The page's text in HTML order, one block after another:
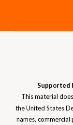
Supported
This material
the United States
names,